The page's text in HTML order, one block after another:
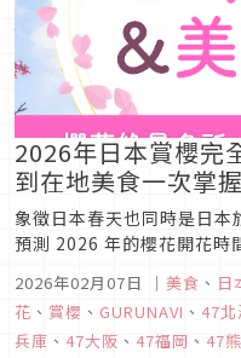
2026年日本賞櫻完
到在地美食一次掌握
象徵日本春天也同時是日
預測 2026 年的櫻花開花時
天到日本賞櫻的讀者們，
本，樂趣絕不只是「看花」
織而成的櫻花絕景之中，
&m...
2026年02月07日 ｜ 美食 、 日
花 、 賞櫻 、 GURUNAVI 、 47
兵庫 、 47大阪 、 47福岡 、 47